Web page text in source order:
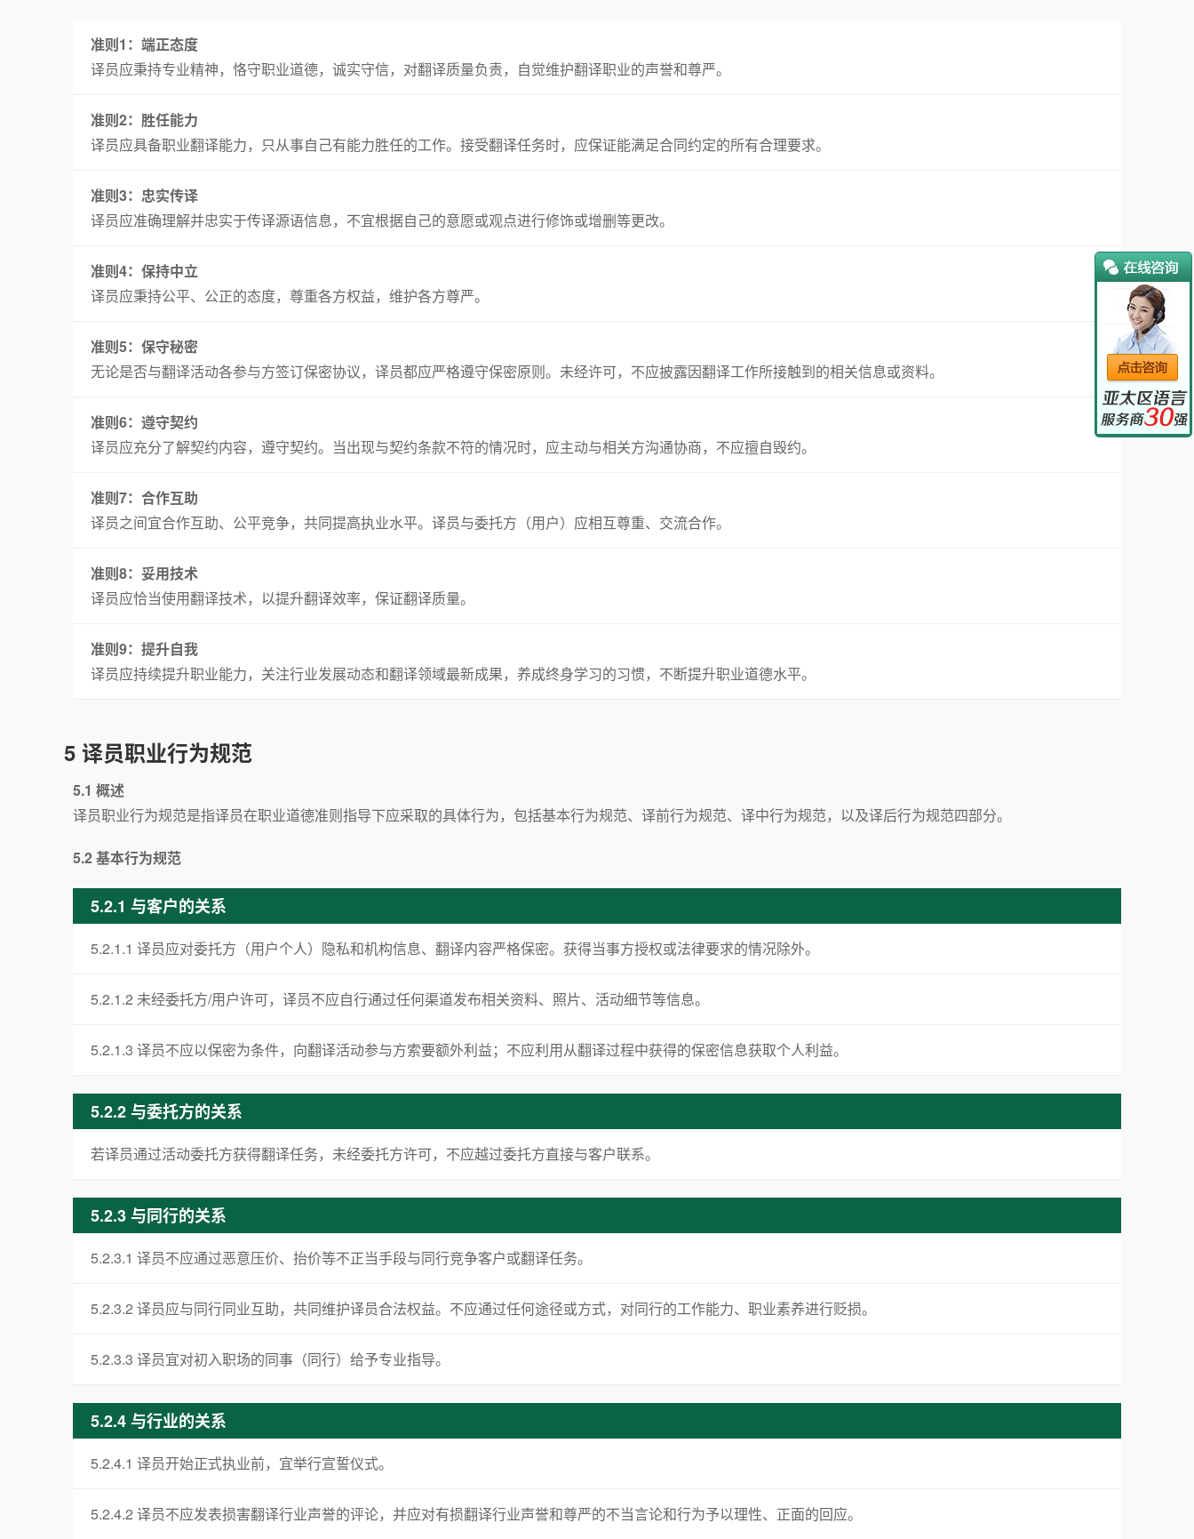
准则1：端正态度
译员应秉持专业精神，恪守职业道德，诚实守信，对翻译质量负责，自觉维护翻译职业的声誉和尊严。
准则2：胜任能力
译员应具备职业翻译能力，只从事自己有能力胜任的工作。接受翻译任务时，应保证能满足合同约定的所有合理要求。
准则3：忠实传译
译员应准确理解并忠实于传译源语信息，不宜根据自己的意愿或观点进行修饰或增删等更改。
准则4：保持中立
译员应秉持公平、公正的态度，尊重各方权益，维护各方尊严。
准则5：保守秘密
无论是否与翻译活动各参与方签订保密协议，译员都应严格遵守保密原则。未经许可，不应披露因翻译工作所接触到的相关信息或资料。
准则6：遵守契约
译员应充分了解契约内容，遵守契约。当出现与契约条款不符的情况时，应主动与相关方沟通协商，不应擅自毁约。
准则7：合作互助
译员之间宜合作互助、公平竞争，共同提高执业水平。译员与委托方（用户）应相互尊重、交流合作。
准则8：妥用技术
译员应恰当使用翻译技术，以提升翻译效率，保证翻译质量。
准则9：提升自我
译员应持续提升职业能力，关注行业发展动态和翻译领域最新成果，养成终身学习的习惯，不断提升职业道德水平。
5 译员职业行为规范
5.1 概述
译员职业行为规范是指译员在职业道德准则指导下应采取的具体行为，包括基本行为规范、译前行为规范、译中行为规范，以及译后行为规范四部分。
5.2 基本行为规范
5.2.1 与客户的关系
5.2.1.1 译员应对委托方（用户个人）隐私和机构信息、翻译内容严格保密。获得当事方授权或法律要求的情况除外。
5.2.1.2 未经委托方/用户许可，译员不应自行通过任何渠道发布相关资料、照片、活动细节等信息。
5.2.1.3 译员不应以保密为条件，向翻译活动参与方索要额外利益；不应利用从翻译过程中获得的保密信息获取个人利益。
5.2.2 与委托方的关系
若译员通过活动委托方获得翻译任务，未经委托方许可，不应越过委托方直接与客户联系。
5.2.3 与同行的关系
5.2.3.1 译员不应通过恶意压价、抬价等不正当手段与同行竞争客户或翻译任务。
5.2.3.2 译员应与同行同业互助，共同维护译员合法权益。不应通过任何途径或方式，对同行的工作能力、职业素养进行贬损。
5.2.3.3 译员宜对初入职场的同事（同行）给予专业指导。
5.2.4 与行业的关系
5.2.4.1 译员开始正式执业前，宜举行宣誓仪式。
5.2.4.2 译员不应发表损害翻译行业声誉的评论，并应对有损翻译行业声誉和尊严的不当言论和行为予以理性、正面的回应。